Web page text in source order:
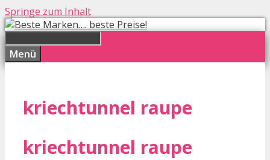
Springe zum Inhalt
Menü
kriechtunnel raupe
kriechtunnel raupe